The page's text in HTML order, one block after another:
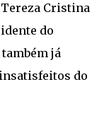
Cristina
do
também já
do